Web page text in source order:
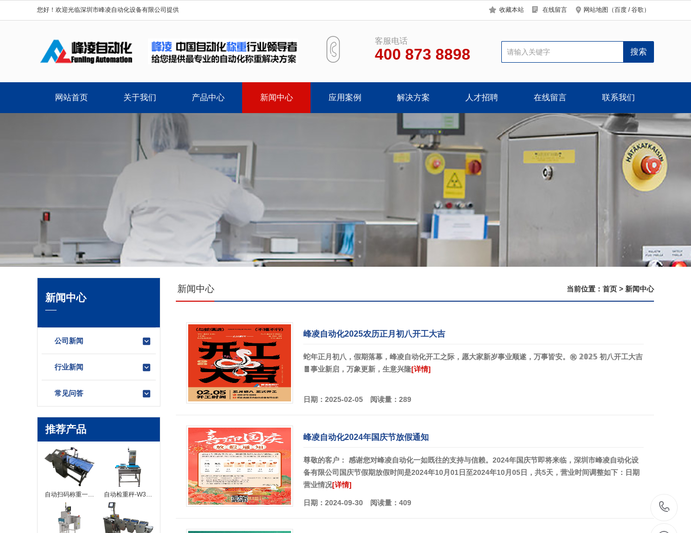
您好！欢迎光临深圳市峰凌自动化设备有限公司提供 收藏本站 在线留言 网站地图 （百度 /谷歌 ）
客服电话
400 873 8898
网站首页 关于我们 产品中心 新闻中心 应用案例 解决方案 人才招聘 在线留言 联系我们
新闻中心
公司新闻
行业新闻
常见问答
推荐产品
自动扫码称重一… 自动检重秤-W3…
当前位置： 首页 > 新闻中心
新闻中心
峰凌自动化2025农历正月初八开工大吉
蛇年正月初八，假期落幕，峰凌自动化开工之际，愿大家新岁事业顺遂，万事皆安。㊗️ 𝟚𝟘𝟚𝟝 初八开工大吉
🧧事业新启，万象更新，生意兴隆[详情]
日期：2025-02-05 阅读量：289
峰凌自动化2024年国庆节放假通知
尊敬的客户： 感谢您对峰凌自动化一如既往的支持与信赖。2024年国庆节即将来临，深圳市峰凌自动化设
备有限公司国庆节假期放假时间是2024年10月01日至2024年10月05日，共5天，营业时间调整如下：日期
营业情况[详情]
日期：2024-09-30 阅读量：409